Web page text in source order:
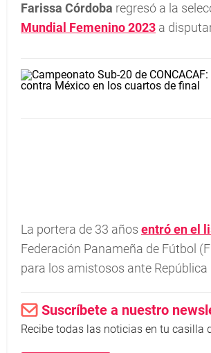
Farissa Córdoba regresó a la
Mundial Femenino 2023 a
La portera de 33 años entró en el
Federación Panameña de Fútbol
para los amistosos ante
Suscríbete a nuestro
Recibe todas las noticias en tu casilla